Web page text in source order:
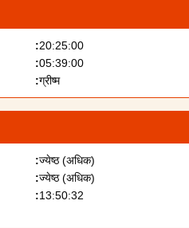
20:25:00
05:39:00
ग्रीष्म
ज्येष्ठ (अधिक)
ज्येष्ठ (अधिक)
13:50:32